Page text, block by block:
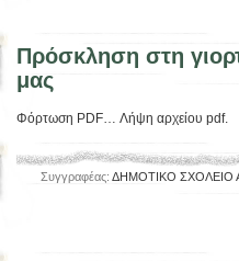
Πρόσκληση στη
μας
Φόρτωση PDF… Λήψη αρχείου pdf.
Συγγραφέας: ΔΗΜΟΤΙΚΟ ΣΧΟΛΕΙΟ